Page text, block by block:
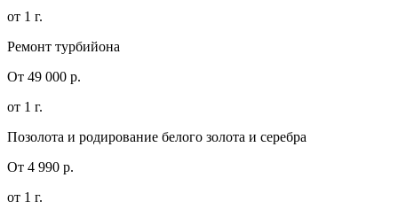
от 1 г.
Ремонт турбийона
От 49 000 р.
от 1 г.
Позолота и родирование белого золота и серебра
От 4 990 р.
от 1 г.